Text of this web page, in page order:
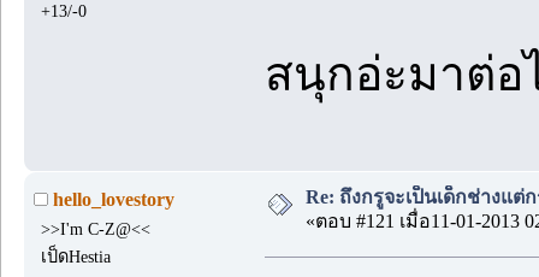
+13/-0
สนุกอ่ะมาต่อ
hello_lovestory
>>I'm C-Z@<<
เป็ดHestia
Re: ถึงกรูจะเป็นเด็กช่างแ
«ตอบ #121 เมื่อ11-01-2013